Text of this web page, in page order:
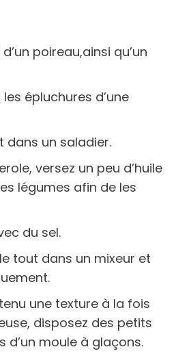
poireau,ainsi qu’un
épluchures d’une
dans un saladier.
versez un peu d’huile
légumes afin de les
du sel.
tout dans un mixeur et
une texture à la fois
disposez des petits
d’un moule à glaçons.